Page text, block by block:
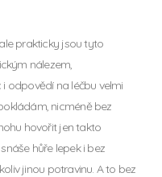
prakticky jsou tyto
nálezem,
odpovědí na léčbu velmi
nicméně bez
hovořit jen takto
hůře lepek i bez
jinou potravinu. A to bez